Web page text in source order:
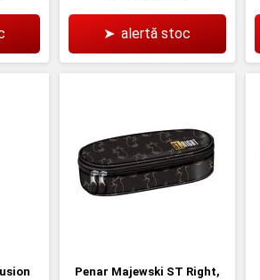
➤ alertă stoc
Penar Majewski ST Right,